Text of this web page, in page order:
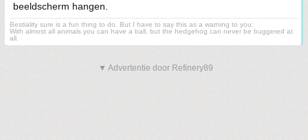
beeldscherm hangen.
Bestiality sure is a fun thing to do. But I have to say this as a warning to you:
With almost all animals you can have a ball, but the hedgehog can never be buggered at
all.
▼ Advertentie door Refinery89